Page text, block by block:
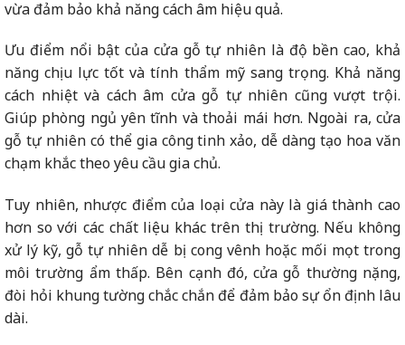
vừa đảm bảo khả năng cách âm hiệu quả.
Ưu điểm nổi bật của cửa gỗ tự nhiên là độ bền cao, khả
năng chịu lực tốt và tính thẩm mỹ sang trọng. Khả năng
cách nhiệt và cách âm cửa gỗ tự nhiên cũng vượt trội.
Giúp phòng ngủ yên tĩnh và thoải mái hơn. Ngoài ra, cửa
gỗ tự nhiên có thể gia công tinh xảo, dễ dàng tạo hoa văn
chạm khắc theo yêu cầu gia chủ.
Tuy nhiên, nhược điểm của loại cửa này là giá thành cao
hơn so với các chất liệu khác trên thị trường. Nếu không
xử lý kỹ, gỗ tự nhiên dễ bị cong vênh hoặc mối mọt trong
môi trường ẩm thấp. Bên cạnh đó, cửa gỗ thường nặng,
đòi hỏi khung tường chắc chắn để đảm bảo sự ổn định lâu
dài.